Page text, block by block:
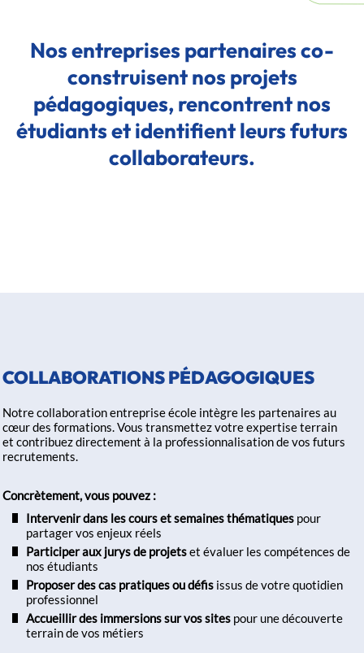
Nos entreprises partenaires co-
construisent nos projets
pédagogiques, rencontrent nos
étudiants et identifient leurs futurs
collaborateurs.
COLLABORATIONS PÉDAGOGIQUES
Notre collaboration entreprise école intègre les partenaires au
cœur des formations. Vous transmettez votre expertise terrain
et contribuez directement à la professionnalisation de vos futurs
recrutements.
Concrètement, vous pouvez :
Intervenir dans les cours et semaines thématiques pour
partager vos enjeux réels
Participer aux jurys de projetset évaluer les compétences de
nos étudiants
Proposer des cas pratiques ou défis issus de votre quotidien
professionnel
Accueillir des immersions sur vos sites pour une découverte
terrain de vos métiers